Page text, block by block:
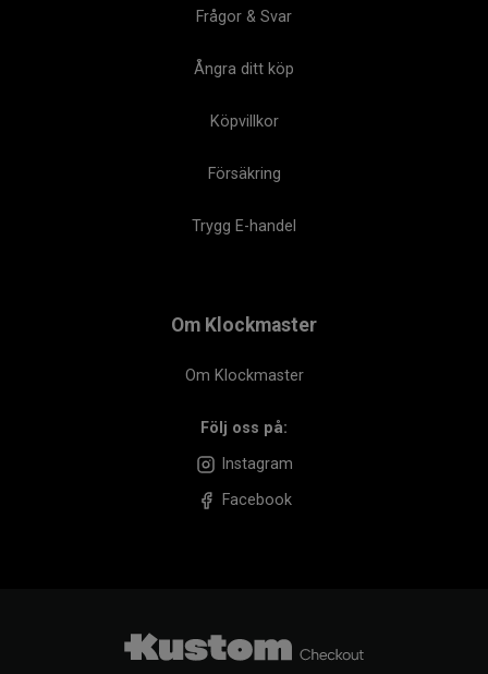
Frågor & Svar
Ångra ditt köp
Köpvillkor
Försäkring
Trygg E-handel
Om Klockmaster
Om Klockmaster
Följ oss på:
Instagram
Facebook